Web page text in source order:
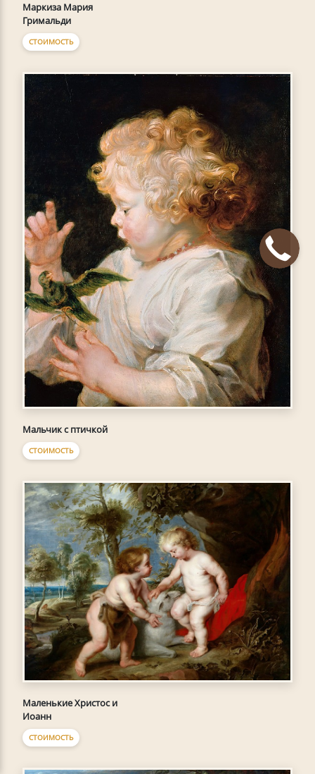
Маркиза Мария
Гримальди
СТОИМОСТЬ
Мальчик с птичкой
СТОИМОСТЬ
Маленькие Христос и
Иоанн
СТОИМОСТЬ